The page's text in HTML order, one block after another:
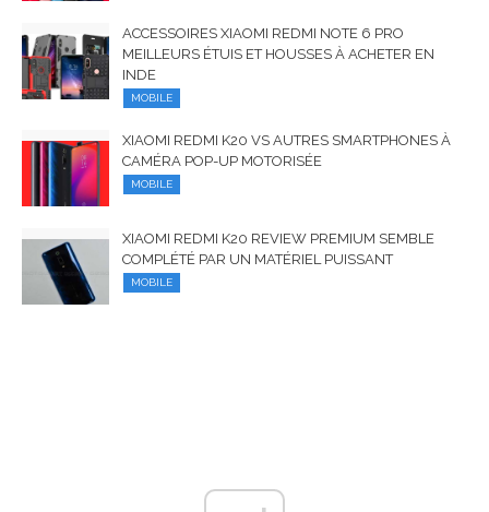
ACCESSOIRES XIAOMI REDMI NOTE 6 PRO
MEILLEURS ÉTUIS ET HOUSSES À ACHETER EN
INDE
MOBILE
XIAOMI REDMI K20 VS AUTRES SMARTPHONES À
CAMÉRA POP-UP MOTORISÉE
MOBILE
XIAOMI REDMI K20 REVIEW PREMIUM SEMBLE
COMPLÉTÉ PAR UN MATÉRIEL PUISSANT
MOBILE